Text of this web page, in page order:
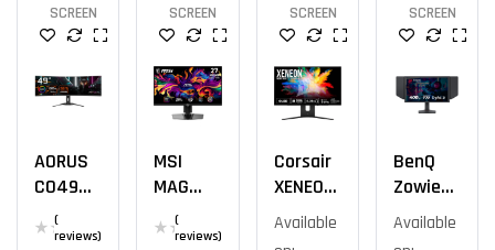
SCREEN
AORUS
CO49DQ
OLED
(
reviews)
SCREEN
MSI
MAG
271QPX
QD-
(
reviews)
SCREEN
Corsair
XENEON
27QHD2
Available
SCREEN
BenQ
Zowie
24.1
Available